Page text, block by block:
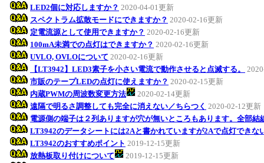
LED2個に対応しますか？ 2020-04-01更新
スペクトラム拡散モードにできますか？ 2020-02-16更新
定電流源として使用できますか？ 2020-02-16更新
100mA未満での点灯はできますか？ 2020-02-16更新
UVLO, OVLOについて 2020-02-16更新
【LT3942】LED3素子を小さい電流で動作させると点滅する。
市販のテープLEDの点灯に使えますか？ 2020-02-15更新
内蔵PWMの周波数変更方法
2020-02-14更新
遠隔で明るさ調整しても完全に消えない／ちらつく 2020-02-12更新
電源側の端子は２列ありますが穴が無いところもあります。全部結
LT3942のデータシートには2Aと書かれていますが2Aで点灯できな
LT3942のおすすめポイント 2019-12-15更新
放熱板取り付けについて
2019-12-15更新